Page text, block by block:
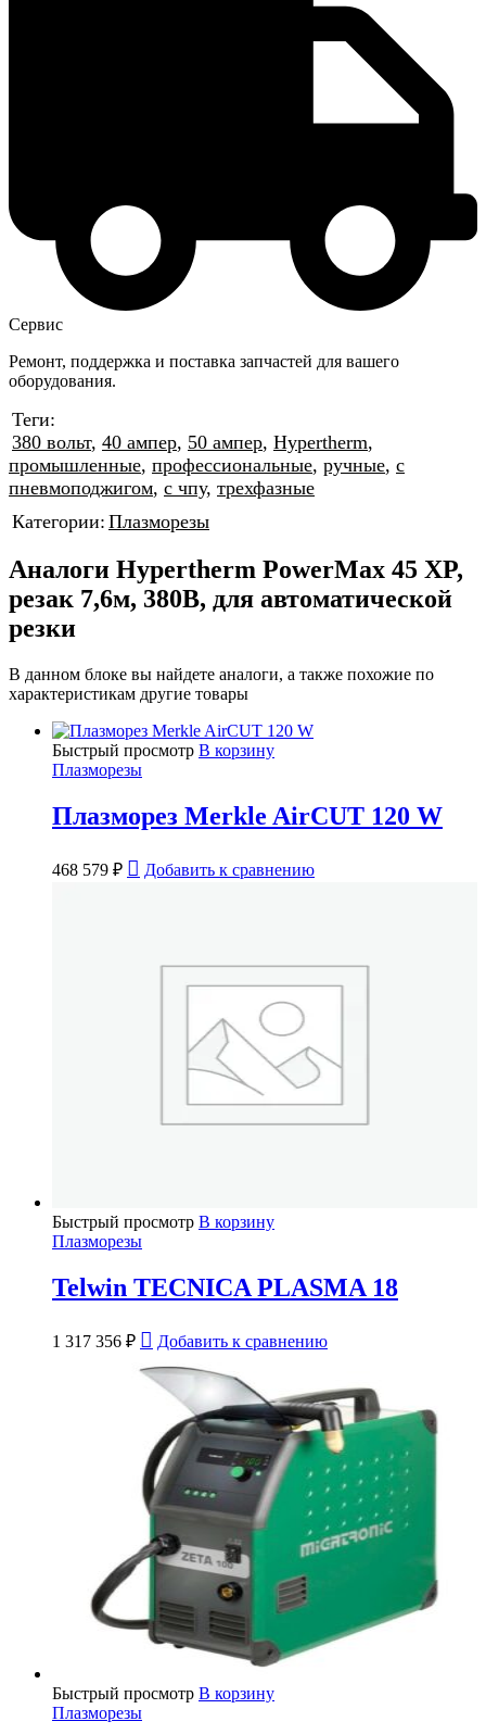
Сервис
Ремонт, поддержка и поставка запчастей для вашего
оборудования.
Теги:
380 вольт, 40 ампер, 50 ампер, Hypertherm,
промышленные, профессиональные, ручные, с
пневмоподжигом, с чпу, трехфазные
Категории: Плазморезы
Аналоги Hypertherm PowerMax 45 XP,
резак 7,6м, 380В, для автоматической
резки
В данном блоке вы найдете аналоги, а также похожие по
характеристикам другие товары
Быстрый просмотр В корзину
Плазморезы
Плазморез Merkle AirCUT 120 W
468 579 ₽ Добавить к сравнению
Быстрый просмотр В корзину
Плазморезы
Telwin TECNICA PLASMA 18
1 317 356 ₽ Добавить к сравнению
Быстрый просмотр В корзину
Плазморезы